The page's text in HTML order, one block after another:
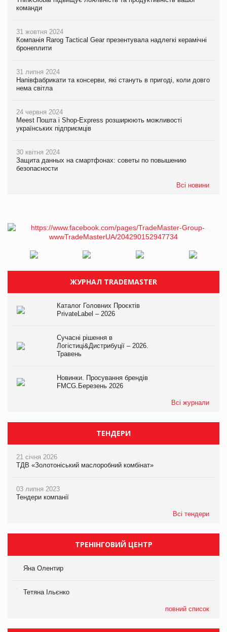
команди
31 жовтня 2024
Компанія Rarog Tactical Gear презентувала надлегкі керамічні
бронеплити
31 липня 2024
Напівфабрикати та консерви, які стануть в пригоді, коли довго
нема світла
24 червня 2024
Meest Пошта і Shop-Express розширюють можливості
українських підприємців
30 квітня 2024
Защита данных на смартфонах: советы по повышению
безопасности
Всі новини
ЖУРНАЛ TRADEMASTER
Каталог Головних Проєктів
PrivateLabel – 2026
Сучасні рішення в
Логістиці&Дистрибуції – 2026.
Травень
Новинки. Просування брендів
FMCG.Березень 2026
Всі журнали
ТЕНДЕРИ
21 січня 2026
ТДВ «Золотоніський маслоробний комбінат»
03 липня 2023
Тендери компанії
Всі тендери
ТРЕНІНГОВИЙ ЦЕНТР
Яна Олентир
Тетяна Ільєнко
повний список